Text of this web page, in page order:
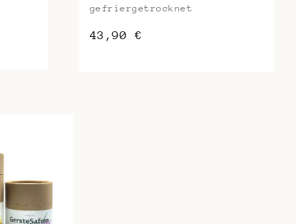
gefriergetrocknet
43,90 €